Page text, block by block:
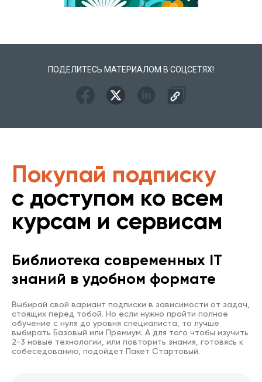
ПОДЕЛИТЕСЬ МАТЕРИАЛОМ В СОЦСЕТЯХ!
Покупай подписку
с доступом ко всем
курсам и сервисам
Библиотека современных IT
знаний в удобном формате
Выбирай свой вариант подписки в зависимости от задач,
стоящих перед тобой. Но если нужно пройти полное
обучение с нуля до уровня специалиста, то лучше
выбирать Базовый или Премиум. А для того чтобы изучить
2-3 новые технологии, или повторить знания, готовясь к
собеседованию, подойдет Пакет Стартовый.